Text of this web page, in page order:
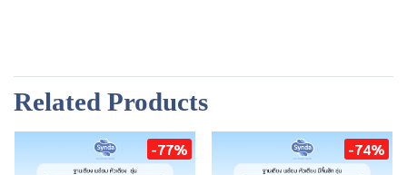
Related Products
-77% -74%